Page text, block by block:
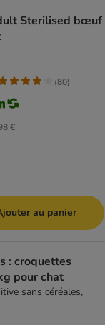
Sterilised bœuf
€
(80)
au panier
: croquettes
pour chat
sans céréales,